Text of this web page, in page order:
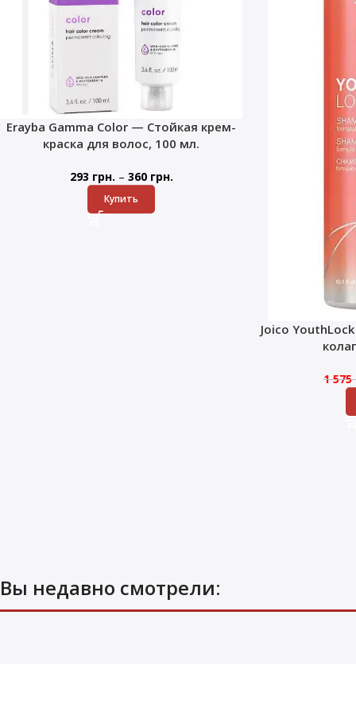
Erayba Gamma Color — Стойкая крем-
краска для волос, 100 мл.
293 грн. – 360 грн.
Купить
Joico
1 575
Вы недавно смотрели: